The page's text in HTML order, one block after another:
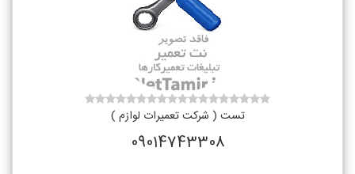
تست ( شرکت تعمیرات لوازم )
09014743308